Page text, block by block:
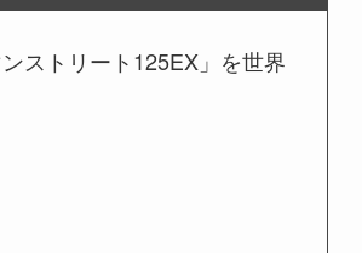
ストリート125EX」を世界